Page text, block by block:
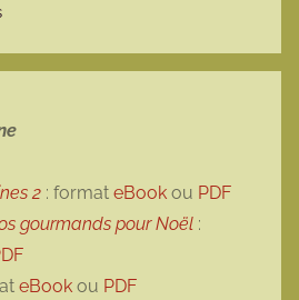
2 : format eBook ou PDF
gourmands pour Noël :
eBook ou PDF